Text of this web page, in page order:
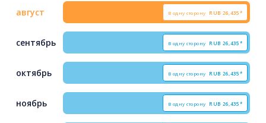
август В одну сторону RUB 26,435*
сентябрь В одну сторону RUB 26,435*
октябрь В одну сторону RUB 26,435*
ноябрь В одну сторону RUB 26,435*